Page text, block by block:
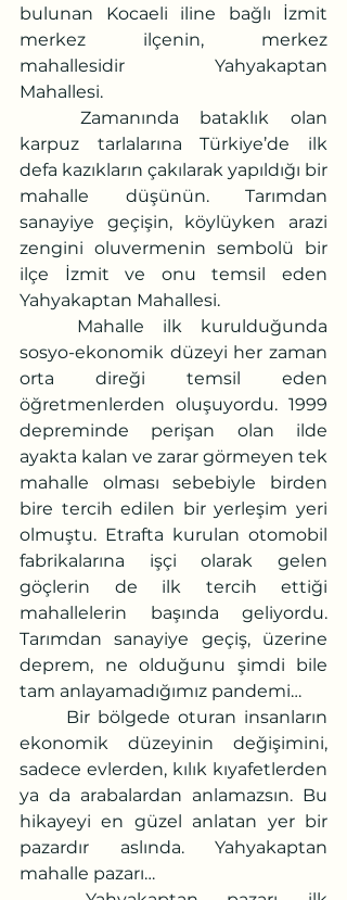
bulunan Kocaeli iline bağlı İzmit
merkez ilçenin, merkez
mahallesidir Yahyakaptan
Mahallesi.
karpuz tarlalarına Türkiye’de ilk
defa kazıkların çakılarak yapıldığı bir
mahalle düşünün. Tarımdan
sanayiye geçişin, köylüyken arazi
zengini oluvermenin sembolü bir
ilçe İzmit ve onu temsil eden
Yahyakaptan Mahallesi.
sosyo-ekonomik düzeyi her zaman
orta direği temsil eden
öğretmenlerden oluşuyordu. 1999
depreminde perişan olan ilde
ayakta kalan ve zarar görmeyen tek
mahalle olması sebebiyle birden
bire tercih edilen bir yerleşim yeri
olmuştu. Etrafta kurulan otomobil
fabrikalarına işçi olarak gelen
göçlerin de ilk tercih ettiği
mahallelerin başında geliyordu.
Tarımdan sanayiye geçiş, üzerine
deprem, ne olduğunu şimdi bile
tam anlayamadığımız pandemi…
ekonomik düzeyinin değişimini,
sadece evlerden, kılık kıyafetlerden
ya da arabalardan anlamazsın. Bu
hikayeyi en güzel anlatan yer bir
pazardır aslında. Yahyakaptan
mahalle pazarı…